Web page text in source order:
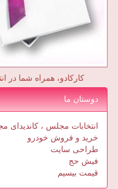
کارکادو، همراه شما در
دوستان ما
انتخابات مجلس ، کاندیدای
خرید و فروش خودرو
طراحی سایت
فیش حج
قیمت بیسیم